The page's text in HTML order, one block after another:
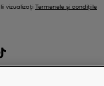
vizualizați Termenele și condițiile